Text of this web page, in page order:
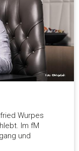
Wurpes
Im fM
und